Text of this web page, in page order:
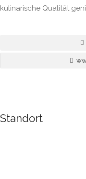
kulinarische Qualität
Standort